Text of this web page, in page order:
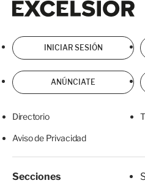
INICIAR SESIÓN
ANÚNCIATE
Directorio
Aviso de Privacidad
Secciones